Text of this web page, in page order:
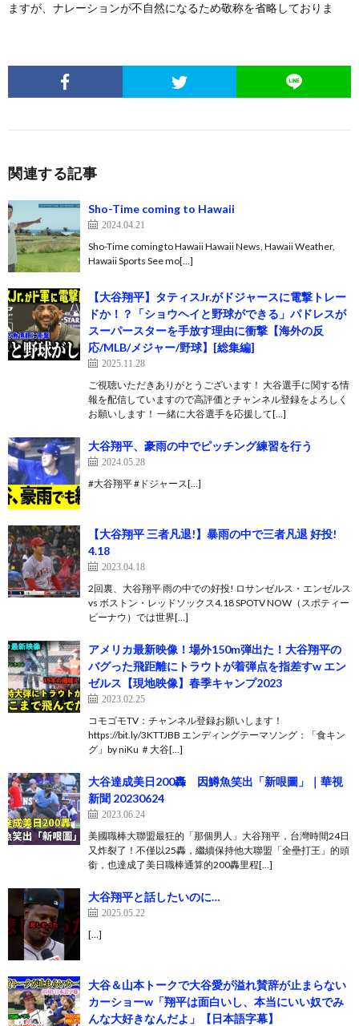
ますが、ナレーションが不自然になるため敬称を省略しておりま
関連する記事
Sho-Time coming to Hawaii
2024.04.21
Sho-Time coming to Hawaii Hawaii News, Hawaii Weather,
Hawaii Sports See mo[…]
【大谷翔平】タティスJr.がドジャースに電撃トレー
ドか！？「ショウヘイと野球ができる」パドレスが
スーパースターを手放す理由に衝撃【海外の反
応/MLB/メジャー/野球】[総集編]
2025.11.28
ご視聴いただきありがとうございます！ 大谷選手に関する情
報を配信していますので高評価とチャンネル登録をよろしく
お願いします！ 一緒に大谷選手を応援して[…]
大谷翔平、豪雨の中でピッチング練習を行う
2024.05.28
#大谷翔平 #ドジャース[…]
【大谷翔平 三者凡退!】暴雨の中で三者凡退 好投!
4.18
2023.04.18
2回裏、大谷翔平 雨の中での好投! ロサンゼルス・エンゼルス
vs ボストン・レッドソックス4.18 SPOTV NOW（スポティー
ビーナウ）では世界[…]
アメリカ最新映像！場外150m弾出た！大谷翔平の
バグった飛距離にトラウトが着弾点を指差すw エン
ゼルス【現地映像】春季キャンプ2023
2023.02.25
コモゴモTV：チャンネル登録お願いします！
https://bit.ly/3KTTJBB エンディングテーマソング：「食キン
グ」by niKu ＃大谷[…]
大谷達成美日200轟 因鱒魚笑出「新哏圖」｜華視
新聞 20230624
2023.06.24
美國職棒大聯盟最狂的「那個男人」大谷翔平，台灣時間24日
又炸裂了！不僅以25轟，繼續保持他大聯盟「全壘打王」的頭
銜，也達成了美日職棒通算的200轟里程[…]
大谷翔平と話したいのに…
2025.05.22
[…]
大谷＆山本トークで大谷愛が溢れ賛辞が止まらない
カーショーw「翔平は面白いし、本当にいい奴でみ
んな大好きなんだよ」【日本語字幕】